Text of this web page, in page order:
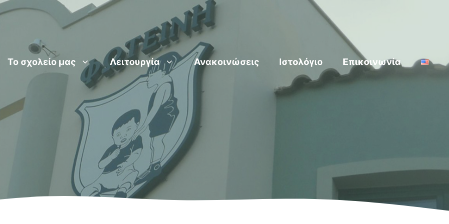
Το σχολείο μας Λειτουργία Ανακοινώσεις Ιστολόγιο Επικοινωνία